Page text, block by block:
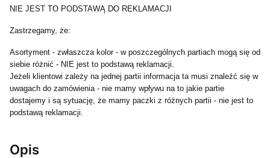
NIE JEST TO PODSTAWĄ DO REKLAMACJI
Zastrzegamy, że:
Asortyment - zwłaszcza kolor - w poszczególnych partiach mogą się od
siebie różnić - NIE jest to podstawą reklamacji.
Jeżeli klientowi zależy na jednej partii informacja ta musi znaleźć się w
uwagach do zamówienia - nie mamy wpływu na to jakie partie
dostajemy i są sytuację, że mamy paczki z różnych partii - nie jest to
podstawą reklamacji.
Opis